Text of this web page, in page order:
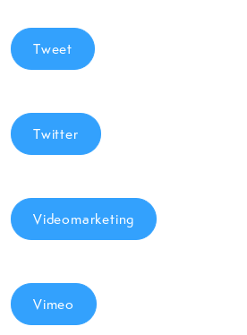
Tweet
Twitter
Videomarketing
Vimeo